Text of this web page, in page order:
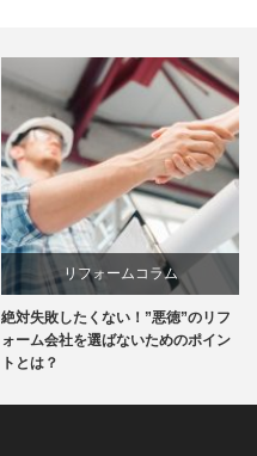
リフォームコラム
絶対失敗したくない！”悪徳”のリフ
ォーム会社を選ばないためのポイン
トとは？